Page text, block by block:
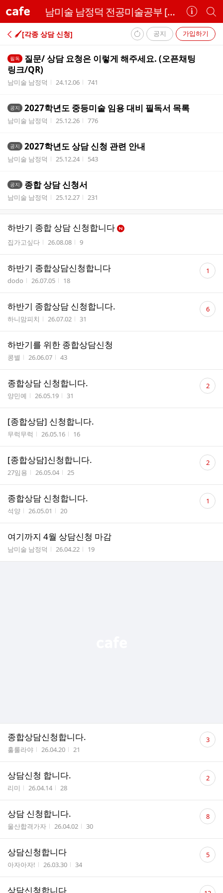
cafe 남미술 남정덕 전공미술공부 [미술임용/큐레이터/미대입시]
카
페
정
보
기
개
별
카
페
공지 가입하기
🖌️[각종 상담 신청]
필독
질문/ 상담 요청은 이렇게 해주세요. (오픈채팅
링크/QR)
작성자
남미술 남정덕 작성시간
24.12.06 조회수
741
공지 2027학년도 중등미술 임용 대비 필독서 목록
작성자
남미술 남정덕 작성시간
25.12.26 조회수
776
공지 2027학년도 상담 신청 관련 안내
작성자
남미술 남정덕 작성시간
25.12.24 조회수
543
공지 종합 상담 신청서
작성자
남미술 남정덕 작성시간
25.12.27 조회수
231
하반기 종합 상담 신청합니다
작성자
집가고싶다 작성시간
26.08.08 조회수
9
하반기 종합상담신청합니다
작성자
dodo 작성시간
26.07.05 조회수
18
댓
글 1
하반기 종합상담 신청합니다.
작성자
하니맘피치 작성시간
26.07.02 조회수
31
댓
글 6
하반기를 위한 종합상담신청
작성자
콩별 작성시간
26.06.07 조회수
43
종합상담 신청합니다.
작성자
양민예 작성시간
26.05.19 조회수
31
댓
글 2
[종합상담] 신청합니다.
작성자
무럭무럭 작성시간
26.05.16 조회수
16
[종합상담]신청합니다.
작성자
27임용 작성시간
26.05.04 조회수
25
댓
글 2
종합상담 신청합니다.
작성자
석양 작성시간
26.05.01 조회수
20
댓
글 1
여기까지 4월 상담신청 마감
작성자
남미술 남정덕 작성시간
26.04.22 조회수
19
종합상담신청합니다.
작성자
훌룰라야 작성시간
26.04.20 조회수
21
댓
글 3
상담신청 합니다.
작성자
리미 작성시간
26.04.14 조회수
28
댓
글 2
상담 신청합니다.
작성자
울산합격가자 작성시간
26.04.02 조회수
30
댓
글 8
상담신청합니다
작성자
아자아자! 작성시간
26.03.30 조회수
34
댓
글 5
상담신청합니다
댓